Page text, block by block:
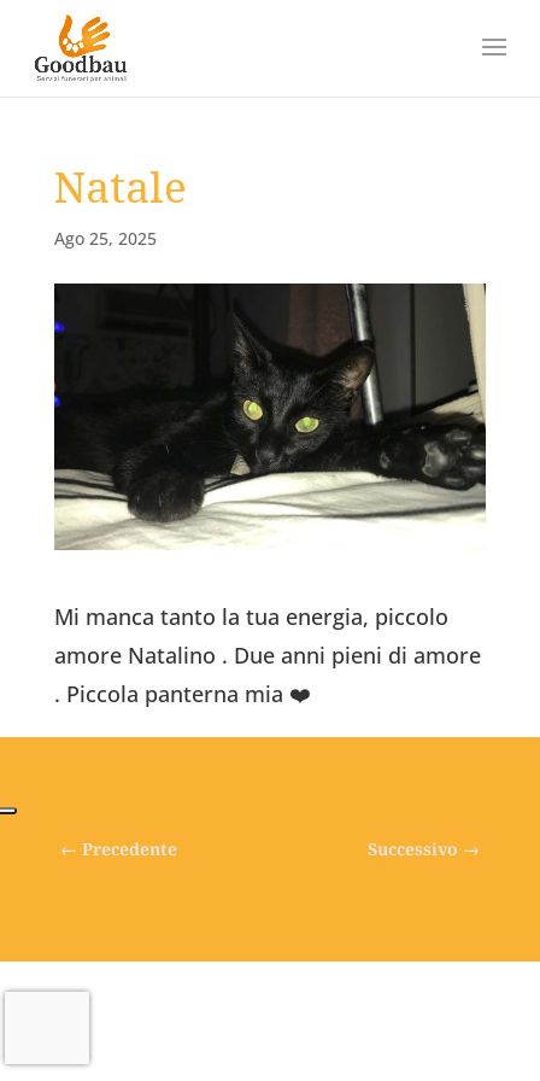
Natale
Ago 25, 2025
Mi manca tanto la tua energia, piccolo
amore Natalino . Due anni pieni di amore
. Piccola panterna mia ❤️
← Precedente Successivo →